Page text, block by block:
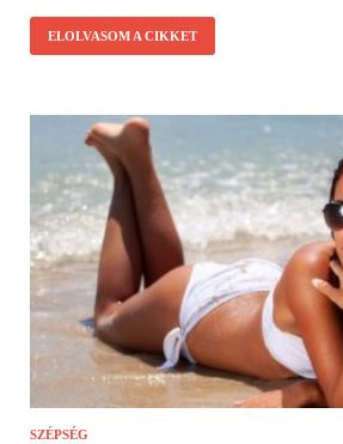
ELOLVASOM A CIKKET
SZÉPSÉG